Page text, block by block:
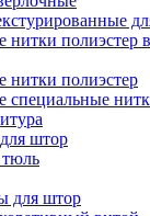
полиэстер
полиэстер
штор
для штор